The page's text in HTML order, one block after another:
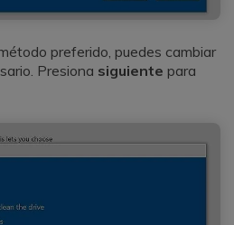
preferido, puedes cambiar
Presiona siguiente para